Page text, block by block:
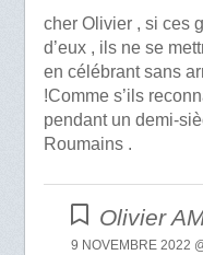
cher Olivier , si ces
d’eux , ils ne se
en célébrant sans
!Comme s’ils
pendant un demi-
Roumains .
Olivier
9 NOVEMBRE 2022